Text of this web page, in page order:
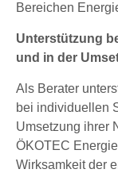
Bereichen
Unterstützung
und in der
Als Berater
bei individuellen
Umsetzung ihrer
ÖKOTEC
Wirksamkeit der